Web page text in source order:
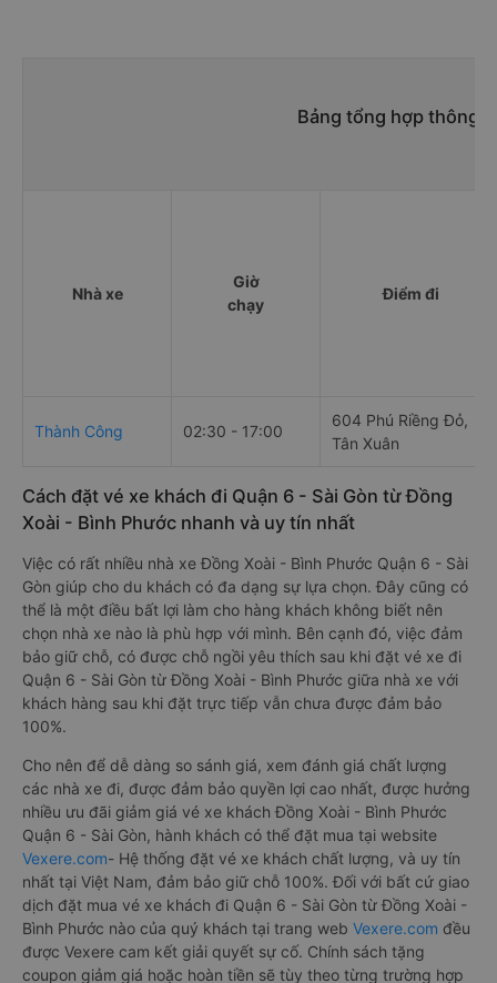
Bảng tổng hợp thông
Nhà xe
Giờ
chạy
Điểm đi
Thành Công 02:30 - 17:00
604 Phú Riềng Đỏ,
Tân Xuân
Cách đặt vé xe khách đi Quận 6 - Sài Gòn từ Đồng
Xoài - Bình Phước nhanh và uy tín nhất
Việc có rất nhiều nhà xe Đồng Xoài - Bình Phước Quận 6 - Sài
Gòn giúp cho du khách có đa dạng sự lựa chọn. Đây cũng có
thể là một điều bất lợi làm cho hàng khách không biết nên
chọn nhà xe nào là phù hợp với mình. Bên cạnh đó, việc đảm
bảo giữ chỗ, có được chỗ ngồi yêu thích sau khi đặt vé xe đi
Quận 6 - Sài Gòn từ Đồng Xoài - Bình Phước giữa nhà xe với
khách hàng sau khi đặt trực tiếp vẫn chưa được đảm bảo
100%.
Cho nên để dễ dàng so sánh giá, xem đánh giá chất lượng
các nhà xe đi, được đảm bảo quyền lợi cao nhất, được hưởng
nhiều ưu đãi giảm giá vé xe khách Đồng Xoài - Bình Phước
Quận 6 - Sài Gòn, hành khách có thể đặt mua tại website
Vexere.com- Hệ thống đặt vé xe khách chất lượng, và uy tín
nhất tại Việt Nam, đảm bảo giữ chỗ 100%. Đối với bất cứ giao
dịch đặt mua vé xe khách đi Quận 6 - Sài Gòn từ Đồng Xoài -
Bình Phước nào của quý khách tại trang web Vexere.com đều
được Vexere cam kết giải quyết sự cố. Chính sách tặng
coupon giảm giá hoặc hoàn tiền sẽ tùy theo từng trường hợp